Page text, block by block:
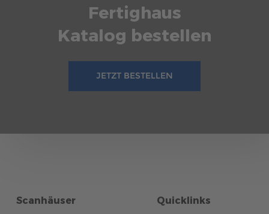
Fertighaus
Katalog bestellen
JETZT BESTELLEN
Scanhäuser Quicklinks